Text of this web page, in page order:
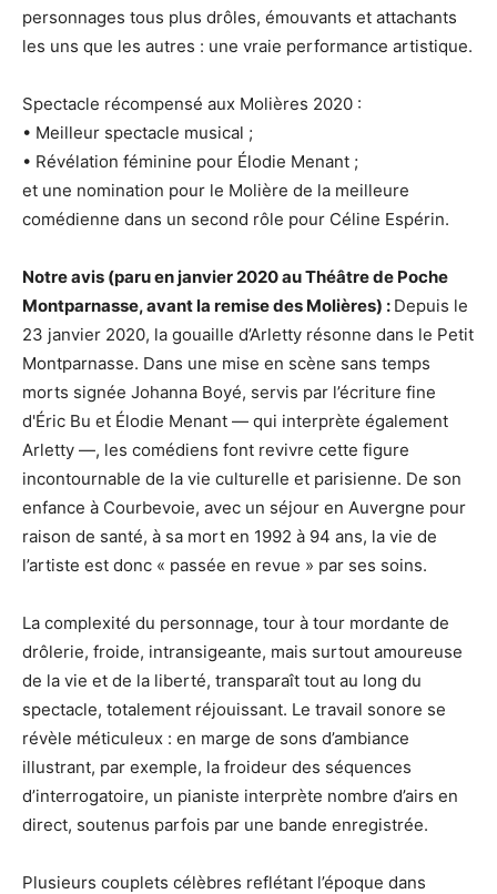
personnages tous plus drôles, émouvants et attachants
les uns que les autres : une vraie performance artistique.
Spectacle récompensé aux Molières 2020 :
• Meilleur spectacle musical ;
• Révélation féminine pour Élodie Menant ;
et une nomination pour le Molière de la meilleure
comédienne dans un second rôle pour Céline Espérin.
Notre avis (paru en janvier 2020 au Théâtre de Poche
Montparnasse, avant la remise des Molières) : Depuis le
23 janvier 2020, la gouaille d’Arletty résonne dans le Petit
Montparnasse. Dans une mise en scène sans temps
morts signée Johanna Boyé, servis par l’écriture fine
d'Éric Bu et Élodie Menant — qui interprète également
Arletty —, les comédiens font revivre cette figure
incontournable de la vie culturelle et parisienne. De son
enfance à Courbevoie, avec un séjour en Auvergne pour
raison de santé, à sa mort en 1992 à 94 ans, la vie de
l’artiste est donc « passée en revue » par ses soins.
La complexité du personnage, tour à tour mordante de
drôlerie, froide, intransigeante, mais surtout amoureuse
de la vie et de la liberté, transparaît tout au long du
spectacle, totalement réjouissant. Le travail sonore se
révèle méticuleux : en marge de sons d’ambiance
illustrant, par exemple, la froideur des séquences
d’interrogatoire, un pianiste interprète nombre d’airs en
direct, soutenus parfois par une bande enregistrée.
Plusieurs couplets célèbres reflétant l’époque dans